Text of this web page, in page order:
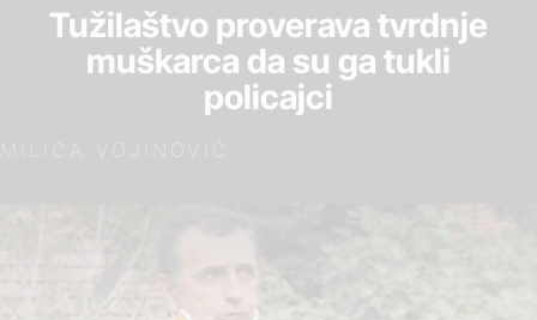
Tužilaštvo proverava tvrdnje
muškarca da su ga tukli
policajci